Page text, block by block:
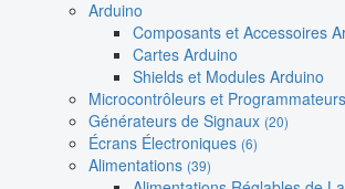
Arduino
Composants et Accessoires
Cartes Arduino
Shields et Modules Arduino
Microcontrôleurs et Programmateurs
Générateurs de Signaux (20)
Écrans Électroniques (6)
Alimentations (39)